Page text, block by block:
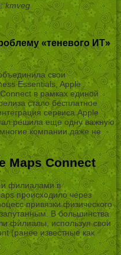
kmveg
«теневого ИТ»
свои
Essentials, Apple
в рамках единой
стало бесплатное
сервиса Apple
решила еще одну важную
компании даже не
Maps Connect
и филиалами в
происходило через
привязки физического
В большинства
филиалы, используя свои
(ранее известные как